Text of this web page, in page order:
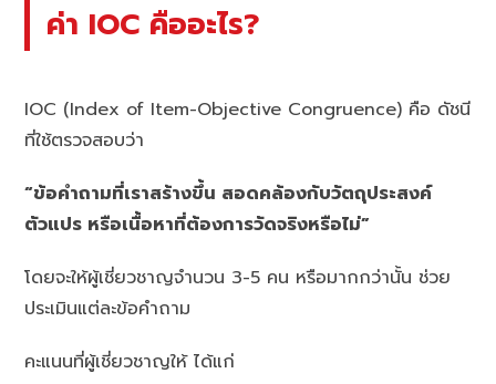
ค่า IOC คืออะไร?
IOC (Index of Item-Objective Congruence) คือ ดัชนี
ที่ใช้ตรวจสอบว่า
“ข้อคำถามที่เราสร้างขึ้น สอดคล้องกับวัตถุประสงค์
ตัวแปร หรือเนื้อหาที่ต้องการวัดจริงหรือไม่”
โดยจะให้ผู้เชี่ยวชาญจำนวน 3-5 คน หรือมากกว่านั้น ช่วย
ประเมินแต่ละข้อคำถาม
คะแนนที่ผู้เชี่ยวชาญให้ ได้แก่